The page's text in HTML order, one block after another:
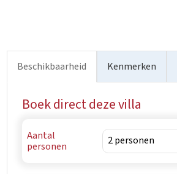
Beschikbaarheid Kenmerken
Boek direct deze villa
Aantal
personen